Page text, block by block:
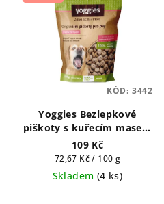
Yoggies Bezlepkové
piškoty s kuřecím masem
150g
109 Kč
Měrná
cena:
72,67 Kč / 100 g
Skladem (4 ks)
KÓD: 3442